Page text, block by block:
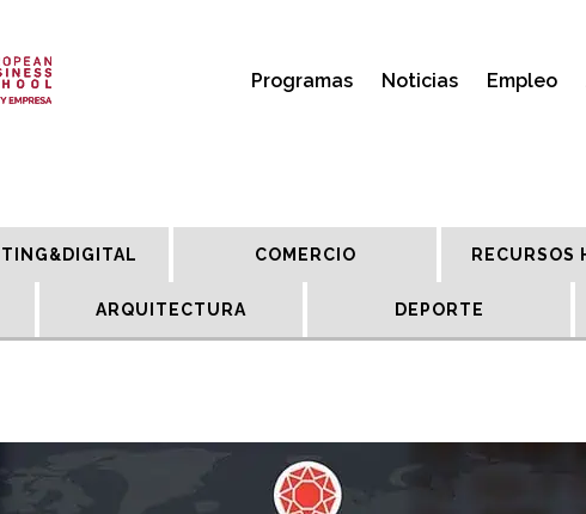
Programas Noticias Empleo
COMERCIO RECURSOS
ARQUITECTURA DEPORTE